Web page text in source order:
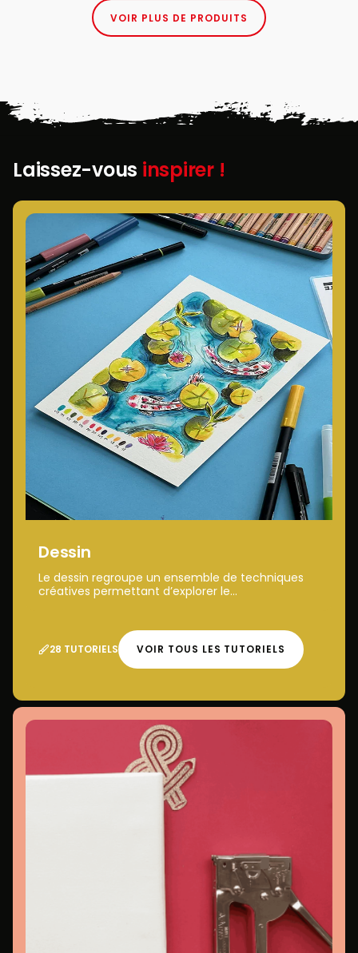
VOIR PLUS DE PRODUITS
Laissez-vous inspirer !
Dessin
Le dessin regroupe un ensemble de techniques
créatives permettant d’explorer le...
28 TUTORIELS VOIR TOUS LES TUTORIELS